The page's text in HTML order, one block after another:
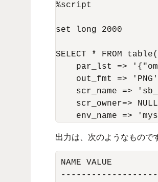
%script
set long 2000
SELECT * FROM
par_lst =>
out_fmt =>
scr_name =>
scr_owner=>
env_name =>
出力は、次のようなもので
NAME VALUE